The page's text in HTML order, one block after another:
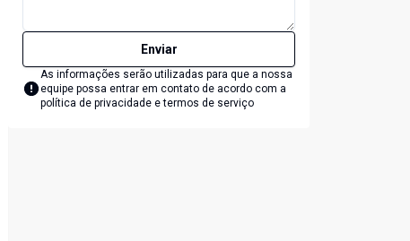
Enviar
As informações serão utilizadas para que a nossa
equipe possa entrar em contato de acordo com a
política de privacidade e termos de serviço